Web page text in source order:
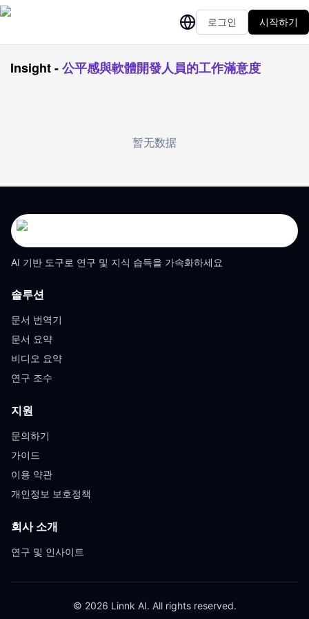
로그인 시작하기
Insight-公平感與軟體開發人員的工作滿意度
暂无数据
AI 기반 도구로 연구 및 지식 습득을 가속화하세요
솔루션
문서 번역기
문서 요약
비디오 요약
연구 조수
지원
문의하기
가이드
이용 약관
개인정보 보호정책
회사 소개
연구 및 인사이트
© 2026 Linnk AI. All rights reserved.